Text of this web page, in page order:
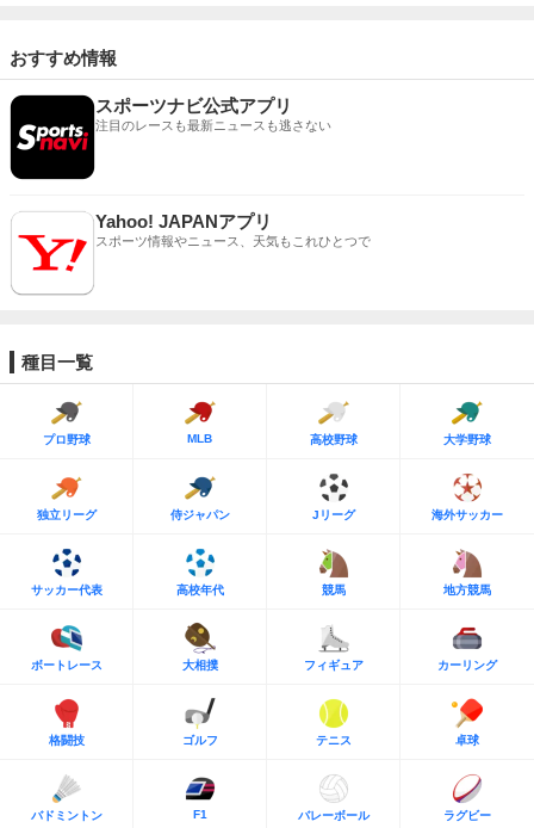
おすすめ情報
スポーツナビ公式アプリ
注目のレースも最新ニュースも逃さない
Yahoo! JAPANアプリ
スポーツ情報やニュース、天気もこれひとつで
種目一覧
プロ野球 MLB 高校野球 大学野球
独立リーグ 侍ジャパン Jリーグ 海外サッカー
サッカー代表 高校年代 競馬 地方競馬
ボートレース 大相撲 フィギュア カーリング
格闘技 ゴルフ テニス 卓球
バドミントン F1 バレーボール ラグビー